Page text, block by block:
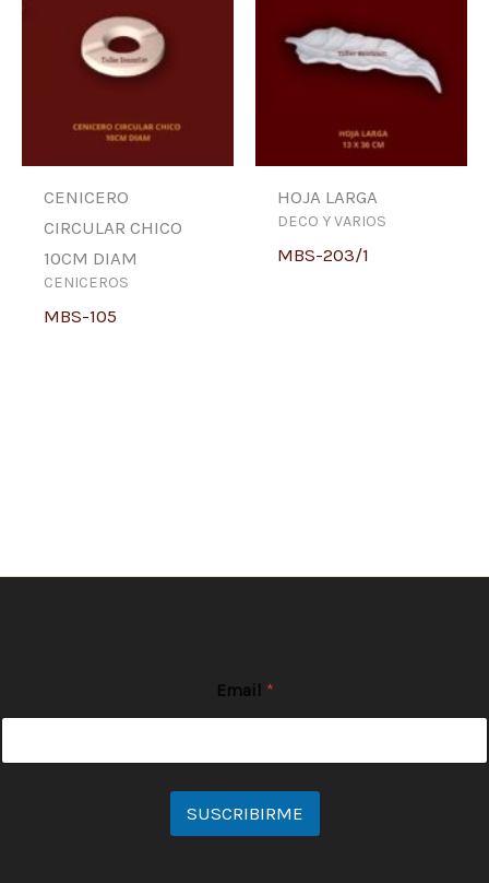
CENICERO
CIRCULAR CHICO
10CM DIAM
CENICEROS
MBS-105
HOJA LARGA
DECO Y VARIOS
MBS-203/1
Email *
SUSCRIBIRME